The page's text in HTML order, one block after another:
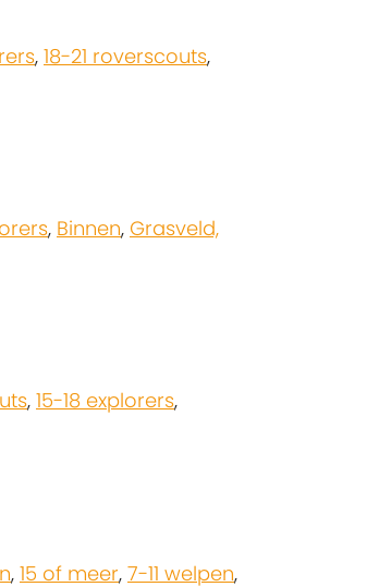
, 18-21 roverscouts,
, Binnen, Grasveld,
, 15-18 explorers,
, 15 of meer, 7-11 welpen,